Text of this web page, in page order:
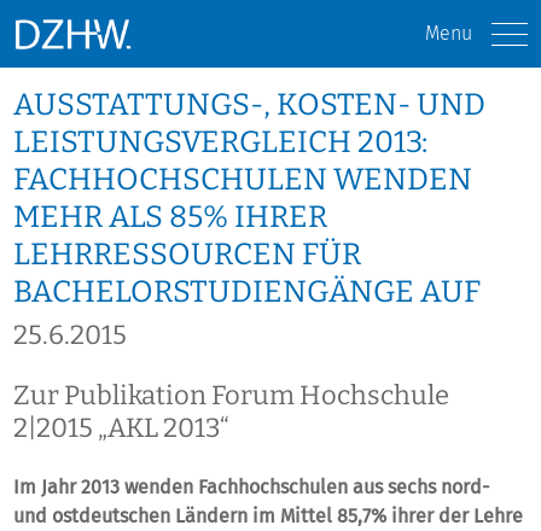
Menu
AUSSTATTUNGS-, KOSTEN- UND
LEISTUNGSVERGLEICH 2013:
FACHHOCHSCHULEN WENDEN
MEHR ALS 85% IHRER
LEHRRESSOURCEN FÜR
BACHELORSTUDIENGÄNGE AUF
25.6.2015
Zur Publikation Forum Hochschule
2|2015 „AKL 2013“
Im Jahr 2013 wenden Fachhochschulen aus sechs nord-
und ostdeutschen Ländern im Mittel 85,7% ihrer der Lehre